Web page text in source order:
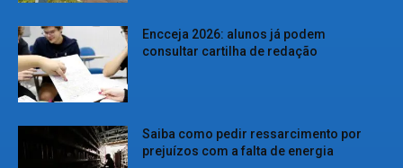
Encceja 2026: alunos já podem
consultar cartilha de redação
Saiba como pedir ressarcimento por
prejuízos com a falta de energia